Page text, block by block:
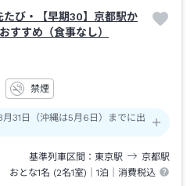
たび・【早期30】京都駅か
すすめ（食事なし）
禁煙
31日（沖縄は5月6日）までに出
基準列車区間 東京駅 京都駅
おとな1名 (2名1室)｜1泊 ｜消費税込